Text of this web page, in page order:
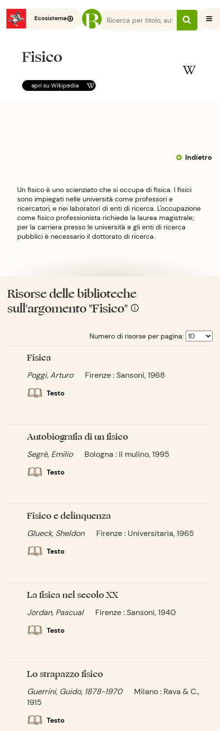
Ecosistema
Fisico
apri suWikipedia
Indietro
Un fisico è uno scienziato che si occupa di fisica. I fisici
sono impiegati nelle università come professori e
ricercatori, e nei laboratori di enti di ricerca. L'occupazione
come fisico professionista richiede la laurea magistrale;
per la carriera presso le università e gli enti di ricerca
pubblici è necessario il dottorato di ricerca.
Risorse delle biblioteche
sull'argomento "Fisico"
Numero di risorse per pagina:
Fisica
Poggi, Arturo Firenze : Sansoni, 1968
Testo
Autobiografia di un fisico
Segrè, Emilio Bologna : Il mulino, 1995
Testo
Fisico e delinquenza
Glueck, Sheldon Firenze : Universitaria, 1965
Testo
La fisica nel secolo XX
Jordan, Pascual Firenze : Sansoni, 1940
Testo
Lo strapazzo fisico
Guerrini, Guido, 1878-1970
Milano : Rava & C.,
1915
Testo